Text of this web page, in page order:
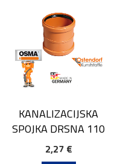
KANALIZACIJSKA
SPOJKA DRSNA 110
2,27 €